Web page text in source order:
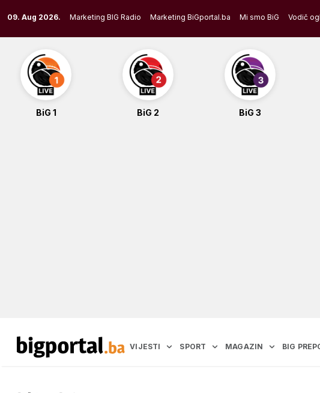
to
content
09. Aug 2026. Marketing BIG Radio Marketing BiGportal.ba Mi smo BiG Vodič
BiG 1 BiG 2 BiG 3
VIJESTI SPORT MAGAZIN BIG